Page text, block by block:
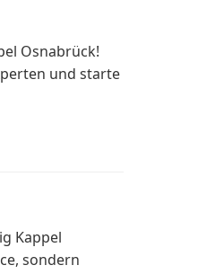
Osnabrück!
und starte
Kappel
sondern